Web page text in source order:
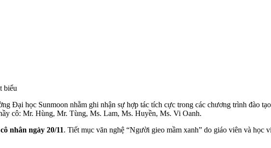
biểu
Đại học Sunmoon nhằm ghi nhận sự hợp tác tích cực trong các chương trình đào
cô: Mr. Hùng, Mr. Tùng, Ms. Lam, Ms. Huyền, Ms. Vi Oanh.
nhân ngày 20/11. Tiết mục văn nghệ “Người gieo mầm xanh” do giáo viên và học